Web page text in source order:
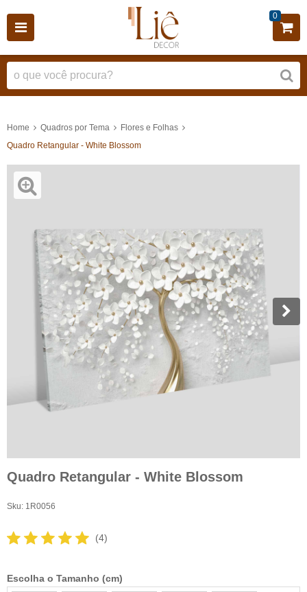
0
Home Quadros por Tema
Flores e Folhas
Quadro Retangular - White Blossom
Quadro Retangular - White Blossom
Sku: 1R0056
(4)
Escolha o Tamanho (cm)